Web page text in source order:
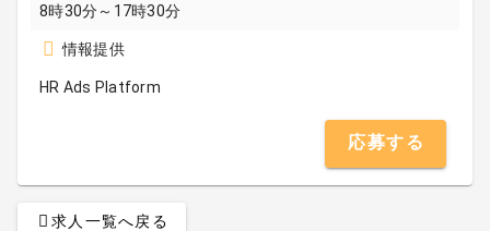
8時30分～17時30分
情報提供
HR Ads Platform
応募する
求人一覧へ戻る